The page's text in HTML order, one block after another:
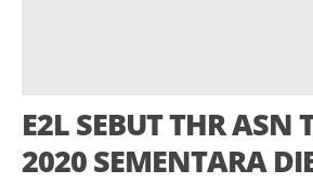
E2L SEBUT THR ASN
2020 SEMENTARA